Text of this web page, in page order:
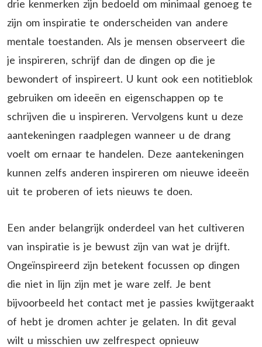
drie kenmerken zijn bedoeld om minimaal genoeg te
zijn om inspiratie te onderscheiden van andere
mentale toestanden. Als je mensen observeert die
je inspireren, schrijf dan de dingen op die je
bewondert of inspireert. U kunt ook een notitieblok
gebruiken om ideeën en eigenschappen op te
schrijven die u inspireren. Vervolgens kunt u deze
aantekeningen raadplegen wanneer u de drang
voelt om ernaar te handelen. Deze aantekeningen
kunnen zelfs anderen inspireren om nieuwe ideeën
uit te proberen of iets nieuws te doen.
Een ander belangrijk onderdeel van het cultiveren
van inspiratie is je bewust zijn van wat je drijft.
Ongeïnspireerd zijn betekent focussen op dingen
die niet in lijn zijn met je ware zelf. Je bent
bijvoorbeeld het contact met je passies kwijtgeraakt
of hebt je dromen achter je gelaten. In dit geval
wilt u misschien uw zelfrespect opnieuw